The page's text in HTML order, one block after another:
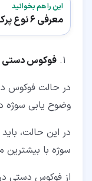
این را هم بخوانید
معرفی 6 نوع پرکاربرد لنز دوربین
فوکوس
در حالت فوکوس
وضوح یابی سوژه
در این حالت،
سوژه با
از فوکوس دستی